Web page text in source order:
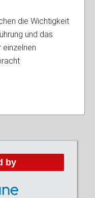
die Wichtigkeit
und das
einzelnen
by